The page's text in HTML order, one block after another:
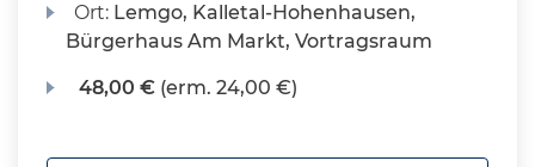
Ort: Lemgo, Kalletal-Hohenhausen,
Bürgerhaus Am Markt, Vortragsraum
48,00 € (erm. 24,00 €)